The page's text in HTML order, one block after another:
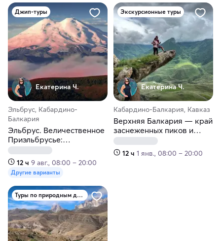
Джип-туры
Екатерина Ч.
Эльбрус, Кабардино-
Балкария
Эльбрус. Величественное
Приэльбрусье:
путешествие к сердцу
Кавказа. Мини-группа
12 ч 9 авг., 08:00 – 20:00
Другие варианты
Экскурсионные туры
Екатерина Ч.
Кабардино-Балкария, Кавказ
Верхняя Балкария — край
заснеженных пиков и
изумрудных долин. Мини-
группа
12 ч 1 янв., 08:00 – 20:00
Туры по природным достопримечательностям